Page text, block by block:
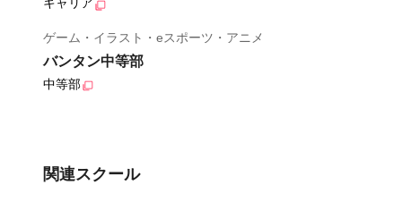
キャリア
ゲーム・イラスト・eスポーツ・アニメ
バンタン中等部
中等部
関連スクール